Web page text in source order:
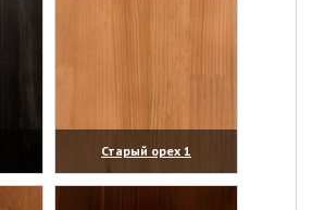
Старый орех 1
(увеличить)